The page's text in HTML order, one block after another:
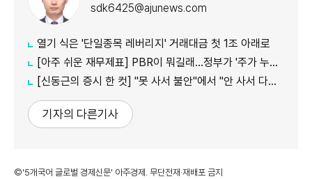
sdk6425@ajunews.com
열기 식은 '단일종목 레버리지' 거래대금 첫 1조 아래로
[아주 쉬운 재무제표] PBR이 뭐길래…정부가 '주가 누르기'에 칼 빼든 이유
[신동근의 증시 한 컷] "못 사서 불안"에서 "안 사서 다행"으로…증시 덮친 '조모'
기자의 다른기사
©'5개국어 글로벌 경제신문' 아주경제. 무단전재·재배포 금지